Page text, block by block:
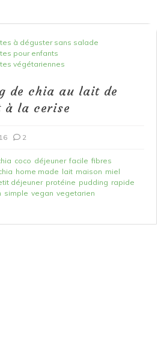
à déguster sans salade
pour enfants
végétariennes
de chia au lait de
à la cerise
2
coco déjeuner facile fibres
home made lait maison miel
déjeuner protéine pudding rapide
simple vegan vegetarien